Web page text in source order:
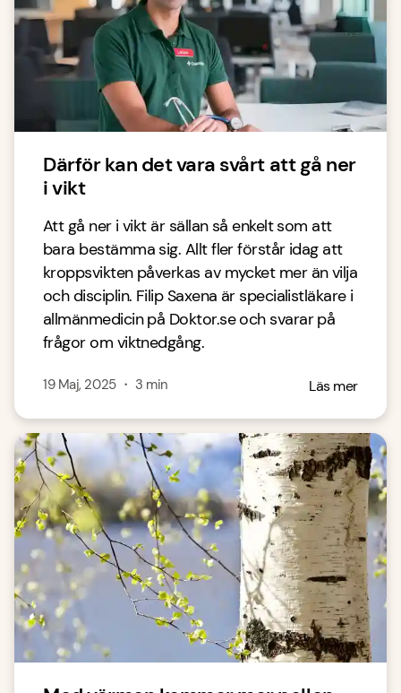
Därför kan det vara svårt att gå ner
i vikt
Att gå ner i vikt är sällan så enkelt som att
bara bestämma sig. Allt fler förstår idag att
kroppsvikten påverkas av mycket mer än vilja
och disciplin. Filip Saxena är specialistläkare i
allmänmedicin på Doktor.se och svarar på
frågor om viktnedgång.
19 Maj, 2025・ 3 min Läs mer